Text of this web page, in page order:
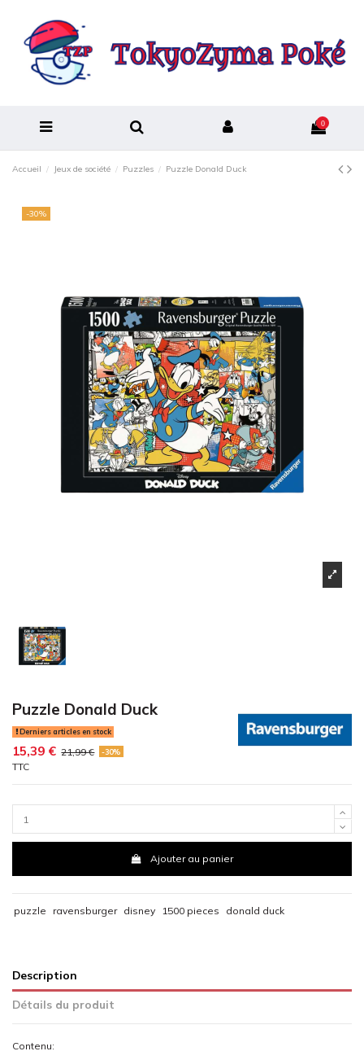
0
Accueil Jeux de société Puzzles Puzzle Donald Duck
-30%
Puzzle Donald Duck
Derniers articles en stock
15,39 € 21,99 € -30%
TTC
Ajouter au panier
puzzle ravensburger disney 1500 pieces donald duck
Description
Détails du produit
Contenu: